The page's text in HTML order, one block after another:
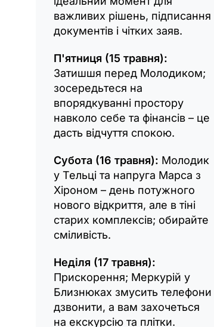
важливих рішень, підписання
документів і чітких заяв.
П'ятниця (15 травня):
Затишшя перед Молодиком;
зосередьтеся на
впорядкуванні простору
навколо себе та фінансів – це
дасть відчуття спокою.
Субота (16 травня): Молодик
у Тельці та напруга Марса з
Хіроном – день потужного
нового відкриття, але в тіні
старих комплексів; обирайте
сміливість.
Неділя (17 травня):
Прискорення; Меркурій у
Близнюках змусить телефони
дзвонити, а вам захочеться
на екскурсію та плітки.